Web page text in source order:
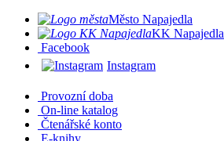
Město Napajedla
KK Napajedla
Facebook
Instagram
Provozní doba
On-line katalog
Čtenářské konto
E-knihy